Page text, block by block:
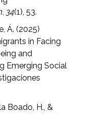
,34(1), 53.
Á. (2025)
in Facing
and
Emerging Social
Boado, H., &